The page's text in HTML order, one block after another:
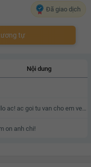
Đã giao dịch
tự
Nội dung
Hello ac! ac goi tu van cho em ve can o nay voi a, em cam on.
on anh chi!